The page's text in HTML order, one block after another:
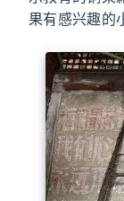
果有感兴趣的